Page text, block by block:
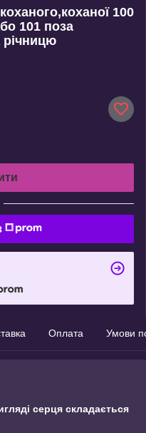
100
101 поза
річницю
Оплата Умови
серця складається